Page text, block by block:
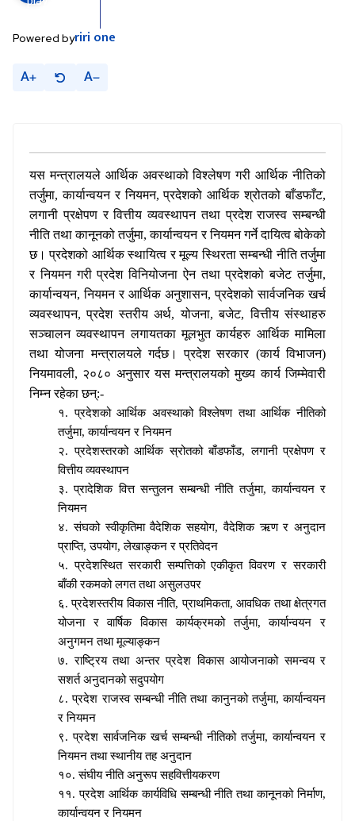
Powered byriri one
A A
यस मन्त्रालयले आर्थिक अवस्थाको विश्लेषण गरी आर्थिक नीतिको
तर्जुमा,कार्यान्वयन र नियमन,प्रदेशको आर्थिक श्रोतको बाँडफाँट,
लगानी प्रक्षेपण र वित्तीय व्यवस्थापन तथा प्रदेश राजस्व सम्बन्धी
नीति तथा कानूनको तर्जुमा,कार्यान्वयन र नियमन गर्ने दायित्व बोकेको
छ। प्रदेशको आर्थिक स्थायित्व र मूल्य स्थिरता सम्बन्धी नीति तर्जुमा
र नियमन गरी प्रदेश विनियोजना ऐन तथा प्रदेशको बजेट तर्जुमा,
कार्यान्वयन,नियमन र आर्थिक अनुशासन,प्रदेशको सार्वजनिक खर्च
व्यवस्थापन,प्रदेश स्तरीय अर्थ,योजना,बजेट,वित्तीय संस्थाहरु
सञ्चालन व्यवस्थापन लगायतका मूलभुत कार्यहरु आर्थिक मामिला
तथा योजना मन्त्रालयले गर्दछ। प्रदेश सरकार (कार्य विभाजन)
नियमावली, २०८० अनुसार यस मन्त्रालयको मुख्य कार्य जिम्मेवारी
निम्न रहेका छन्:-
१. प्रदेशको आर्थिक अवस्थाको विश्लेषण तथा आर्थिक नीतिको
तर्जुमा, कार्यान्वयन र नियमन
२. प्रदेशस्तरको आर्थिक स्रोतको बाँडफाँड, लगानी प्रक्षेपण र
वित्तीय व्यवस्थापन
३. प्रादेशिक वित्त सन्तुलन सम्बन्धी नीति तर्जुमा, कार्यान्वयन र
नियमन
४. संघको स्वीकृतिमा वैदेशिक सहयोग, वैदेशिक ऋण र अनुदान
प्राप्ति, उपयोग, लेखाङ्कन र प्रतिवेदन
५. प्रदेशस्थित सरकारी सम्पत्तिको एकीकृत विवरण र सरकारी
बाँकी रकमको लगत तथा असुलउपर
६. प्रदेशस्तरीय विकास नीति, प्राथमिकता, आवधिक तथा क्षेत्रगत
योजना र वार्षिक विकास कार्यक्रमको तर्जुमा, कार्यान्वयन र
अनुगमन तथा मूल्याङ्कन
७. राष्ट्रिय तथा अन्तर प्रदेश विकास आयोजनाको समन्वय र
सशर्त अनुदानको सदुपयोग
८. प्रदेश राजस्व सम्बन्धी नीति तथा कानुनको तर्जुमा, कार्यान्वयन
र नियमन
९. प्रदेश सार्वजनिक खर्च सम्बन्धी नीतिको तर्जुमा, कार्यान्वयन र
नियमन तथा स्थानीय तह अनुदान
१०. संघीय नीति अनुरूप सहवित्तीयकरण
११. प्रदेश आर्थिक कार्यविधि सम्बन्धी नीति तथा कानूनको निर्माण,
कार्यान्वयन र नियमन